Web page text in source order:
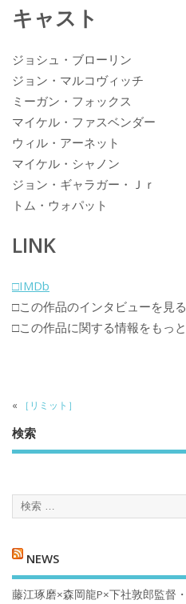
キャスト
ジョシュ・ブローリン
ジョン・マルコヴィッチ
ミーガン・フォックス
マイケル・ファスベンダー
ウィル・アーネット
マイケル・シャノン
ジョン・ギャラガー・Ｊｒ
トム・ウォパット
LINK
□IMDb
□この作品のインタビューを見る
□この作品に関する情報をもっ
« ［リミット］
検索
NEWS
藤江琢磨×森岡龍P×下社敦郎監督・